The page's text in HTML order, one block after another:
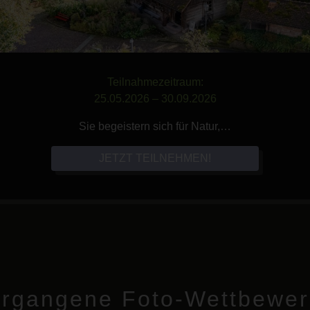
Teilnahmezeitraum:
25.05.2026 – 30.09.2026
Sie begeistern sich für Natur,…
Foto-